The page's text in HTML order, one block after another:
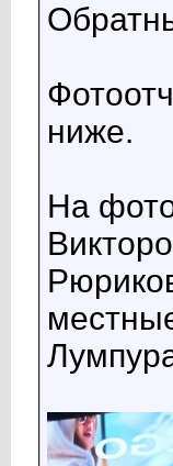
ниже.
На